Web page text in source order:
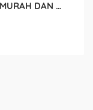
JUAL APPLE IPAD NEO MURAH DAN ORIGINAL